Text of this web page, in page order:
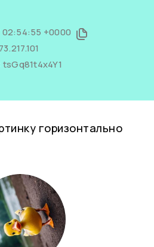
+0000
tsGq81t4x4Y1
горизонтально